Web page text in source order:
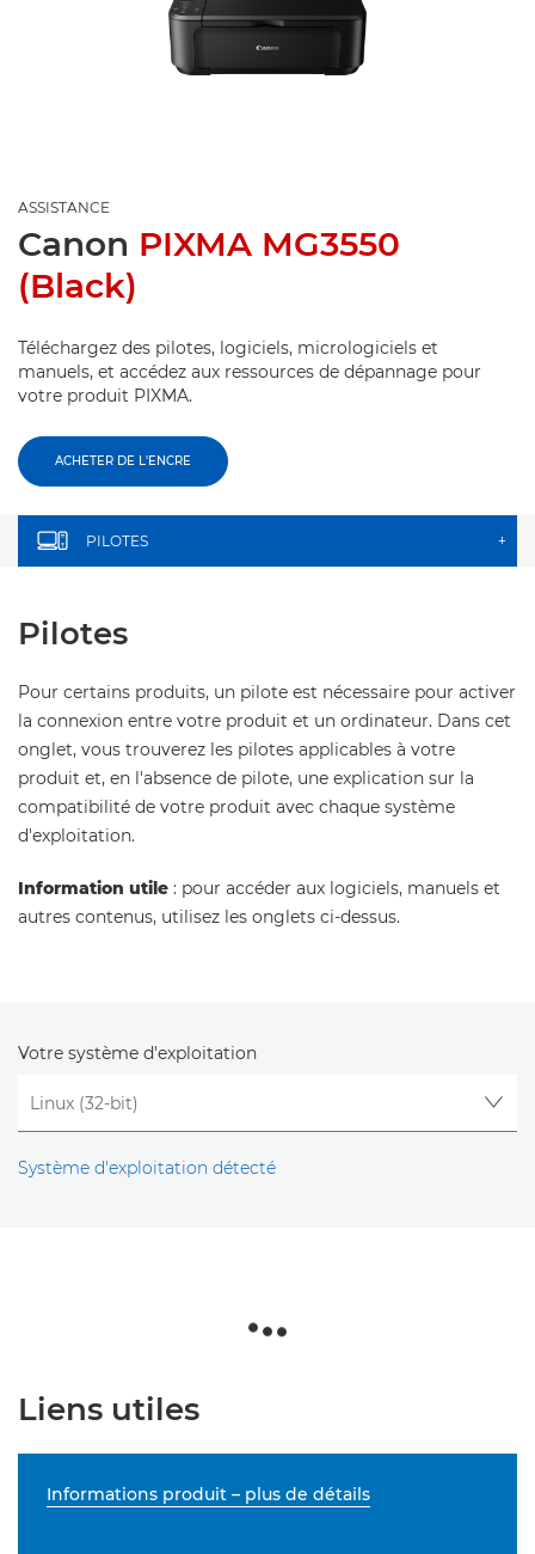
ASSISTANCE
Canon PIXMA MG3550
(Black)
Téléchargez des pilotes, logiciels, micrologiciels et
manuels, et accédez aux ressources de dépannage pour
votre produit PIXMA.
ACHETER DE L'ENCRE
PILOTES +
Pilotes
Pour certains produits, un pilote est nécessaire pour activer
la connexion entre votre produit et un ordinateur. Dans cet
onglet, vous trouverez les pilotes applicables à votre
produit et, en l'absence de pilote, une explication sur la
compatibilité de votre produit avec chaque système
d'exploitation.
Information utile : pour accéder aux logiciels, manuels et
autres contenus, utilisez les onglets ci-dessus.
Votre système d'exploitation
Système d'exploitation détecté
Liens utiles
Informations produit – plus de détails